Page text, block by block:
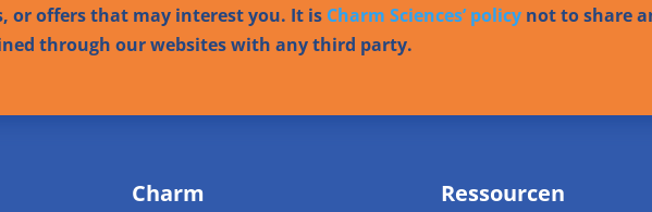
or offers that may interest you. It is Charm Sciences’ policy not to share
through our websites with any third party.
Charm Ressourcen